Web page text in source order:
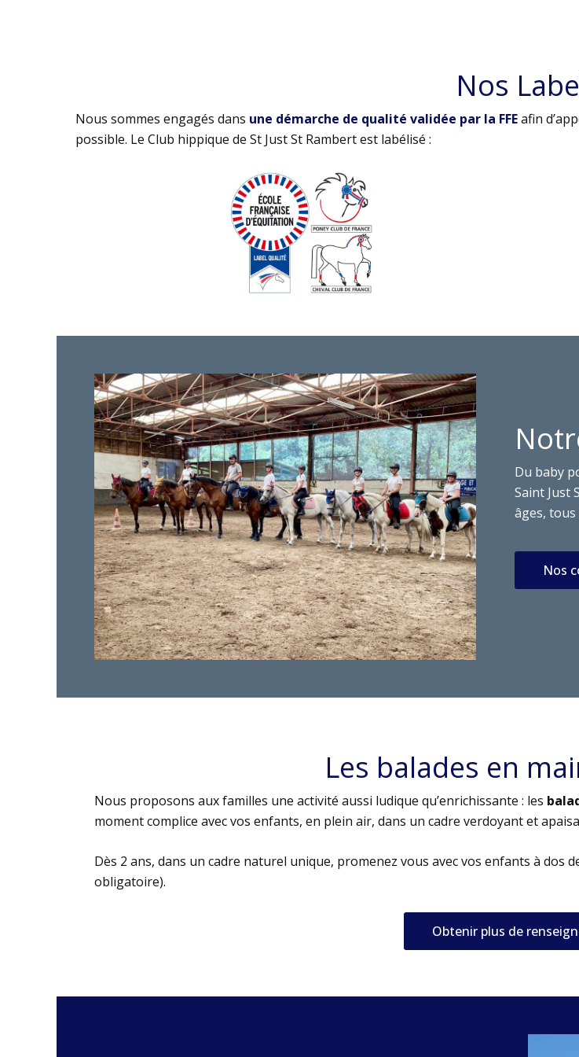
Nos
Nous sommes engagés dans une démarche de qualité validée par la FFEafin
possible. Le Club hippique de St Just St Rambert est labélisé :
Du baby
Saint Just
âges,
Nos
Les balades en
Nous proposons aux familles une activité aussi ludique qu’enrichissante : les
moment complice avec vos enfants, en plein air, dans un cadre verdoyant et
Dès 2 ans, dans un cadre naturel unique, promenez vous avec vos enfants à dos
obligatoire).
Obtenir plus de